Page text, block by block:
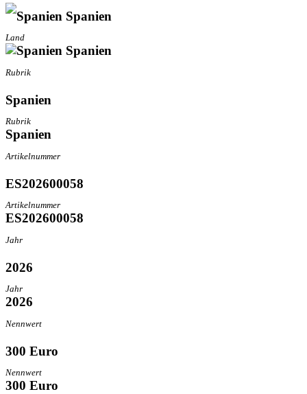
Spanien
Land
Spanien
Rubrik
Spanien
Rubrik
Spanien
Artikelnummer
ES202600058
Artikelnummer
ES202600058
Jahr
2026
Jahr
2026
Nennwert
300 Euro
Nennwert
300 Euro